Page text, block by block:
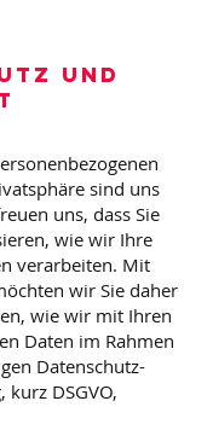
UND
sind uns
uns, dass Sie
wie wir Ihre
verarbeiten. Mit
wir Sie daher
wie wir mit Ihren
Daten im Rahmen
Datenschutz-
DSGVO,